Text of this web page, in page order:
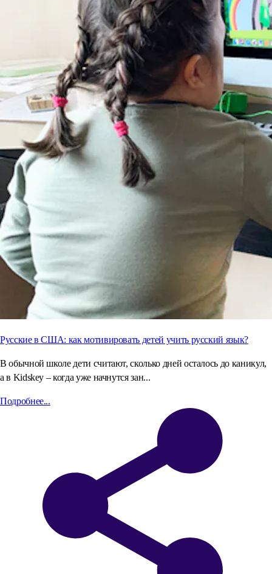
Русские в США: как мотивировать детей учить русский язык?
В обычной школе дети считают, сколько дней осталось до каникул,
а в Kidskey – когда уже начнутся зан...
Подробнее...